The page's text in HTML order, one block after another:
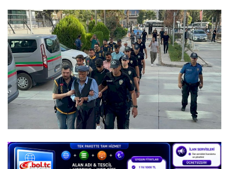
DİĞER
YAZARLARIMIZ
ÖZEL ANKETLER